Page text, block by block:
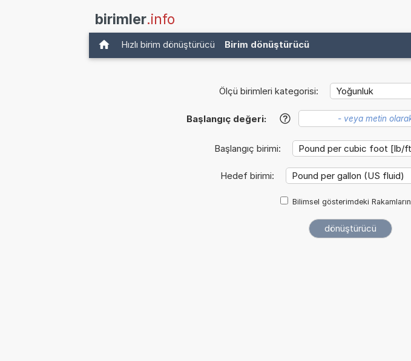
birimler.info
Hızlı birim dönüştürücü Birim dönüştürücü
Ölçü birimleri kategorisi:
Başlangıç değeri: ?
Başlangıç birimi:
Hedef birimi:
Bilimsel gösterimdeki Rakamların